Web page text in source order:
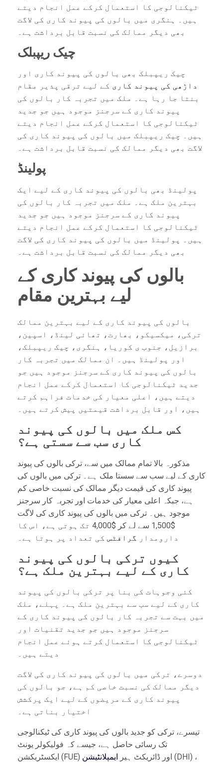
ٹیکنالوجی کا استعمال کرکے عمل انجام دیتے
ہیں۔ ہنگری میں بالوں کی پیوند کاری کی لاگت
بھی دیگر ممالک کی نسبت قابل برداشت ہے۔
چیک ریپبلک
چیک ریپبلک بھی بالوں کی پیوند کاری اور
داڑھی کی پیوند کاری کے لیے ترقی پذیر مقام
بنتا جا رہا ہے۔ ملک میں تجربہ کار بالوں کی
پیوند کاری کے سرجنز موجود ہیں جو جدید
ٹیکنالوجی کا استعمال کرکے عمل انجام دیتے
ہیں۔ چیک ریپبلک میں بالوں کی پیوند کاری کی
لاگت بھی دیگر ممالک کی نسبت قابل برداشت ہے۔
پولینڈ
پولینڈ بھی بالوں کی پیوند کاری کے لیے ایک
بہترین ملک ہے۔ ملک میں تجربہ کار بالوں کی
پیوند کاری کے سرجنز موجود ہیں جو جدید
ٹیکنالوجی کا استعمال کرکے عمل انجام دیتے
ہیں۔ پولینڈ میں بالوں کی پیوند کاری کی لاگت
بھی دیگر ممالک کی نسبت قابل برداشت ہے۔
بالوں کی پیوند کاری کے
لیے بہترین مقام
بالوں کی پیوند کاری کے لیے بہترین ممالک
ترکی، میکسیکو، بھارت، تھائی لینڈ، اسپین،
برازیل، جنوب ی کوریا، ہنگری، چیک ریپبلک،
اور پولینڈ ہیں۔ ان ممالک میں تجربہ کار
بالوں کی پیوند کاری کے سرجنز موجود ہیں جو
جدید ٹیکنالوجی کا استعمال کرکے عمل انجام
دیتے ہیں، اعلی معیار کی خدمات فراہم کرتے
ہیں، اور قابل برداشت قیمتیں پیش کرتے ہیں۔
کس ملک میں بالوں کی پیوند
کاری سب سے سستی ہے؟
مذکورہ بالا تمام ممالک میں سے، ترکی بالوں کی پیوند
کاری کے لیے سب سے سستا ملک ہے۔ ترکی میں بالوں کی
پیوند کاری کی قیمت دیگر ممالک کی نسبت خاصی کم
ہے، جبکہ اعلی معیار کی خدمات اور تجربہ کار سرجنز
موجود ہیں۔ ترکی میں بالوں کی پیوند کاری کی لاگت
$1,500 سے لے کر $4,000 تک ہوتی ہے، اس کا
دارومدار گرافٹس کی تعداد پر ہوتا ہے۔
کیوں ترکی بالوں کی پیوند
کاری کے لیے بہترین ملک ہے؟
کئی وجوہات کی بنا پر ترکی بالوں کی پیوند
کاری کے لیے سب سے بہترین ملک ہے۔ پہلے، ملک
میں بہت سے تجربہ کار بالوں کی پیوند کاری کے
سرجنز موجود ہیں جو جدید تقنيات اور
ٹیکنالوجی کا استعمال کرتے ہوئے عمل انجام
دیتے ہیں۔
دوسرے، ترکی میں بالوں کی پیوند کاری کی لاگت
دیگر ممالک کی نسبت خاصی کم ہے، جو بالوں کی
پیوند کاری کے مریضوں کے لیے ایک پرکشش
اختیار بناتی ہے۔
تیسرے، ترکی کو جدید بالوں کی پیوند کاری کی ٹیکنالوجی
تک رسائی حاصل ہے، جیسے کہ فولیکولر یونٹ
ایکسٹریکشن (FUE) اور ڈائریکٹ ہیر
ایمپلانٹیشن
(DHI) ،